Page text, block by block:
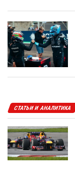
СТАТЬИ И АНАЛИТИКА